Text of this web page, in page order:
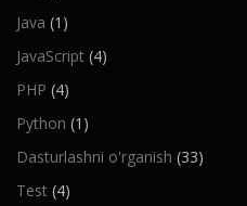
Java (1)
JavaScript (4)
PHP (4)
Python (1)
Dasturlashni o'rganish (33)
Test (4)